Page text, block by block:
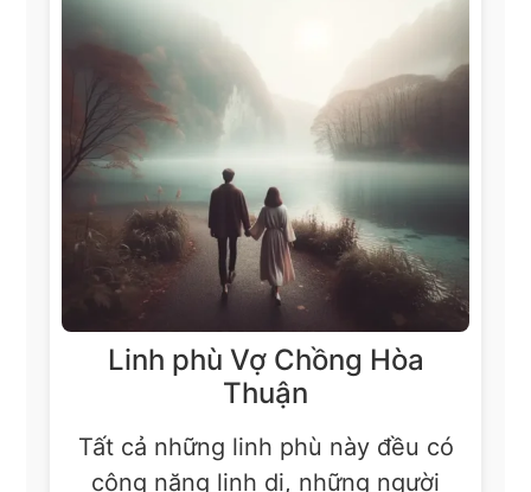
Linh phù Vợ Chồng Hòa
Thuận
Tất cả những linh phù này đều có
công năng linh dị, những người